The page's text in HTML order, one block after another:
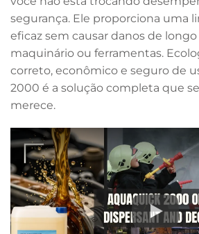
segurança. Ele proporciona uma
eficaz sem causar danos de longo
maquinário ou ferramentas.
correto, econômico e seguro de
2000 é a solução completa que
merece.